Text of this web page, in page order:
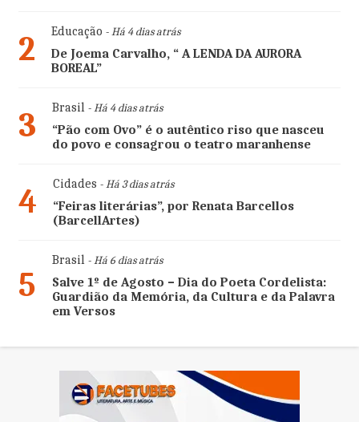
2 Educação - Há 4 dias atrás
De Joema Carvalho, “ A LENDA DA AURORA
BOREAL”
3 Brasil- Há 4 dias atrás
“Pão com Ovo” é o autêntico riso que nasceu
do povo e consagrou o teatro maranhense
4 Cidades - Há 3 dias atrás
“Feiras literárias”, por Renata Barcellos
(BarcellArtes)
5
Brasil- Há 6 dias atrás
Salve 1º de Agosto – Dia do Poeta Cordelista:
Guardião da Memória, da Cultura e da Palavra
em Versos